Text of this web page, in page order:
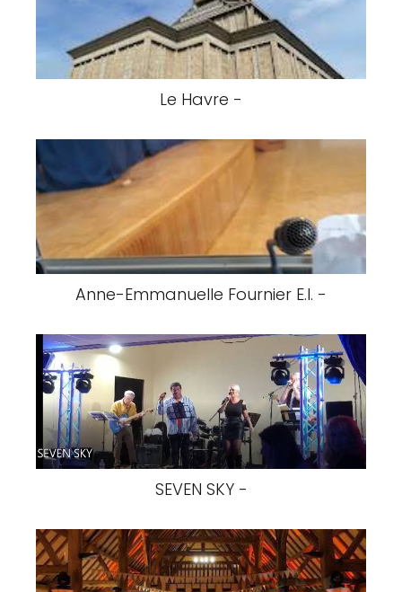
Le Havre -
Anne-Emmanuelle Fournier E.I. -
SEVEN SKY -